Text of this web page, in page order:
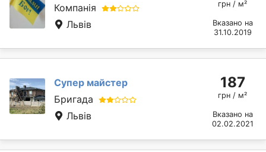
Компанія
Львів
грн / м²
Вказано на
31.10.2019
Супер майстер
Бригада
Львів
187
грн / м²
Вказано на
02.02.2021